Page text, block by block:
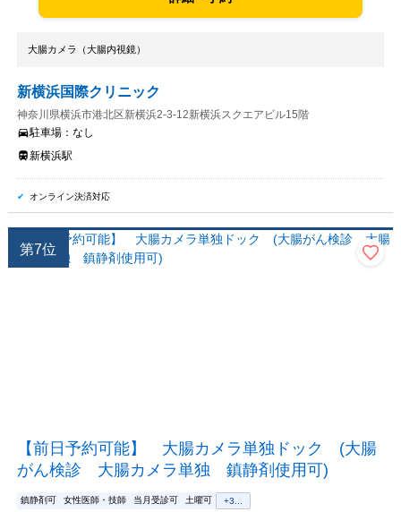
大腸カメラ（大腸内視鏡）
新横浜国際クリニック
神奈川県横浜市港北区新横浜2-3-12新横浜スクエアビル15階
駐車場： なし
新横浜駅
オンライン決済対応
第7位
【前日予約可能】 大腸カメラ単独ドック (大腸
がん検診 大腸カメラ単独 鎮静剤使用可)
鎮静剤可 女性医師・技師 当月受診可 土曜可 +3...